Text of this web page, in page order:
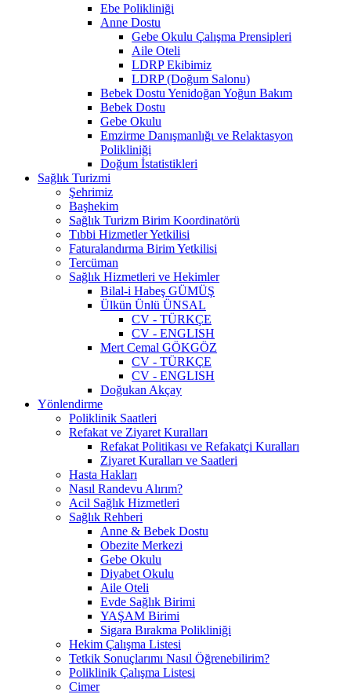
Ebe Polikliniği
Anne Dostu
Gebe Okulu Çalışma Prensipleri
Aile Oteli
LDRP Ekibimiz
LDRP (Doğum Salonu)
Bebek Dostu Yenidoğan Yoğun Bakım
Bebek Dostu
​Gebe Okulu
Emzirme Danışmanlığı ve Relaktasyon
Polikliniği
Doğum İstatistikleri
Sağlık Turizmi
Şehrimiz
Başhekim
Sağlık Turizm Birim Koordinatörü
Tıbbi Hizmetler Yetkilisi
Faturalandırma Birim Yetkilisi
Tercüman
Sağlık Hizmetleri ve Hekimler
Bilal-i Habeş GÜMÜŞ
Ülkün Ünlü ÜNSAL
CV - TÜRKÇE
CV - ENGLISH
Mert Cemal GÖKGÖZ
CV - TÜRKÇE
CV - ENGLISH
Doğukan Akçay
Yönlendirme
Poliklinik Saatleri
Refakat ve Ziyaret Kuralları
Refakat Politikası ve Refakatçi Kuralları
Ziyaret Kuralları ve Saatleri
Hasta Hakları
Nasıl Randevu Alırım?
Acil Sağlık Hizmetleri
Sağlık Rehberi
Anne & Bebek Dostu
Obezite Merkezi
Gebe Okulu
Diyabet Okulu
Aile Oteli
Evde Sağlık Birimi
YAŞAM Birimi
Sigara Bırakma Polikliniği
Hekim Çalışma Listesi
Tetkik Sonuçlarımı Nasıl Öğrenebilirim?
Poliklinik Çalışma Listesi
Cimer